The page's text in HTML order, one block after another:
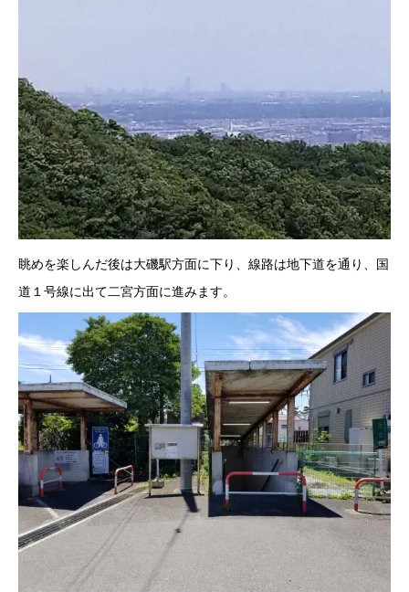
眺めを楽しんだ後は大磯駅方面に下り、線路は地下道を通り、国
道１号線に出て二宮方面に進みます。